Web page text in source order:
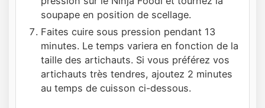
soupape en position de scellage.
Faites cuire sous pression pendant 13
minutes. Le temps variera en fonction de la
taille des artichauts. Si vous préférez vos
artichauts très tendres, ajoutez 2 minutes
au temps de cuisson ci-dessous.